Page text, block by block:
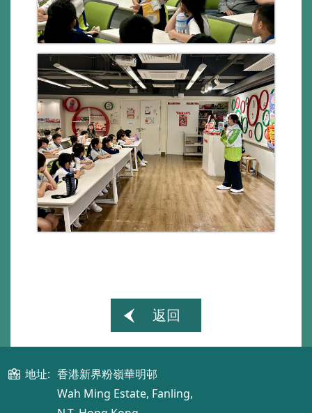
返回
地址: 香港新界粉嶺華明邨
Wah Ming Estate, Fanling,